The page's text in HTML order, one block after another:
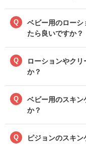
Q
ベビー用のローシ
たら良いですか？
Q
ローションやク
か？
Q
ベビー用のスキン
か？
Q ピジョンのスキン